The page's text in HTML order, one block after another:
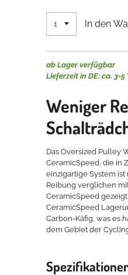
In den
ab Lager verfügbar
Lieferzeit in DE: ca. 3-
Weniger
Das Oversized Pulley
CeramicSpeed, die in
einzigartige System
Reibung verglichen
CeramicSpeed
CeramicSpeed
Carbon-Käfig, was es
dem Gebiet der